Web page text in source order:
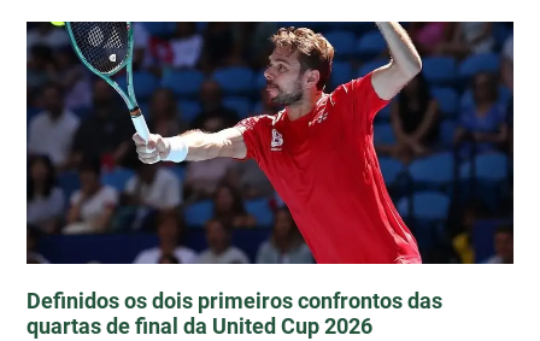
Definidos os dois primeiros confrontos das
quartas de final da United Cup 2026